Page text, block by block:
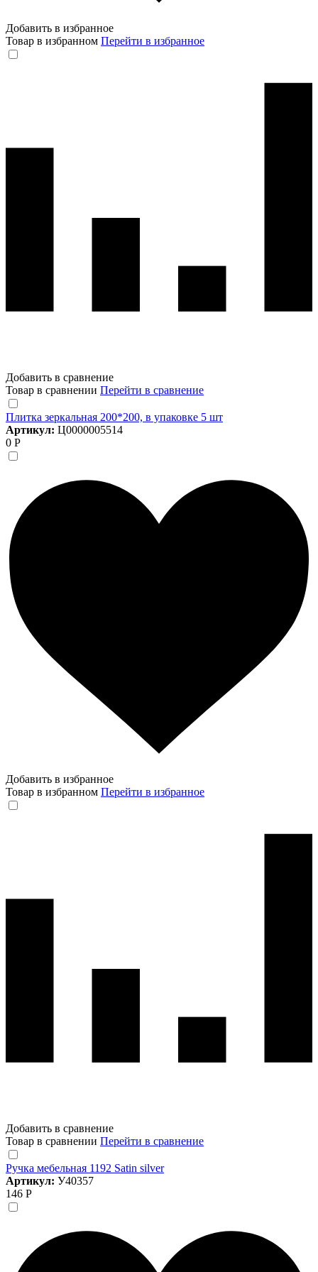
Добавить в избранное
Товар в избранном Перейти в избранное
Добавить в сравнение
Товар в сравнении Перейти в сравнение
Плитка зеркальная 200*200, в упаковке 5 шт
Артикул: Ц0000005514
0 Р
Добавить в избранное
Товар в избранном Перейти в избранное
Добавить в сравнение
Товар в сравнении Перейти в сравнение
Ручка мебельная 1192 Satin silver
Артикул: У40357
146 Р